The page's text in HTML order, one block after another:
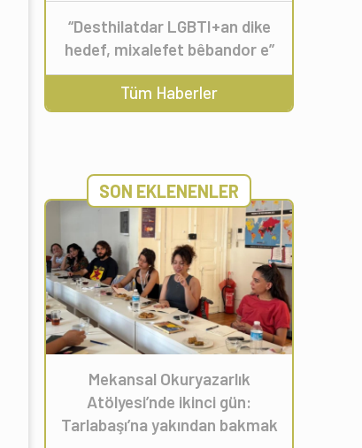
“Desthilatdar LGBTI+an dike
hedef, mixalefet bêbandor e”
Tüm Haberler
SON EKLENENLER
Mekansal Okuryazarlık
Atölyesi’nde ikinci gün:
Tarlabaşı’na yakından bakmak